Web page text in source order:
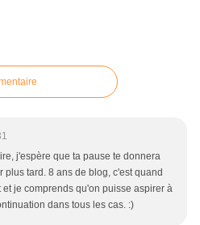
j'espère que ta pause te donnera
plus tard. 8 ans de blog, c'est quand
je comprends qu'on puisse aspirer à
dans tous les cas. :)